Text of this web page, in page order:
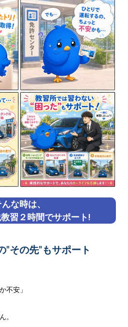
な時は、
習２時間でサポート!
"その先"もサポート
不安」
。